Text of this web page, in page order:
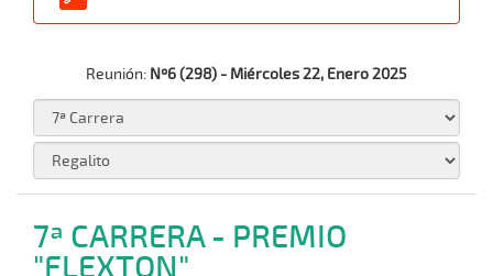
Reunión: Nº6 (298) - Miércoles 22, Enero 2025
7ª CARRERA - PREMIO